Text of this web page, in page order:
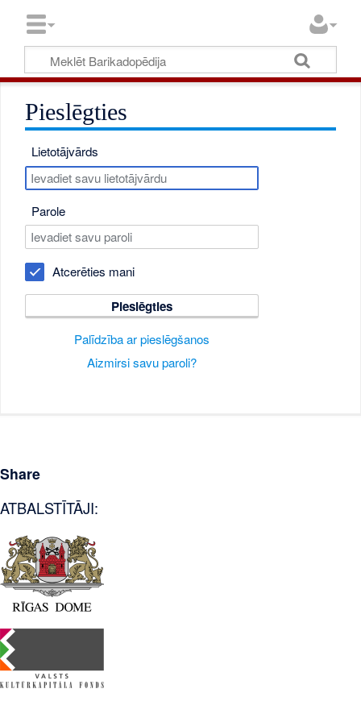
Pieslēgties
Lietotājvārds
Parole
Atcerēties mani
Pieslēgties
Palīdzība ar pieslēgšanos
Aizmirsi savu paroli?
Share
ATBALSTĪTĀJI: